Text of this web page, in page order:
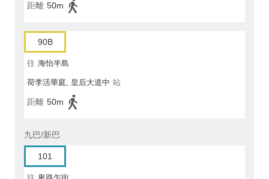
距離 50m
90B
往 海怡半島
荷李活華庭, 皇后大道中 站
距離 50m
九巴/新巴
101